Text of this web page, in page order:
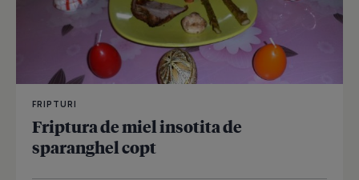
FRIPTURI
Friptura de miel insotita de
sparanghel copt